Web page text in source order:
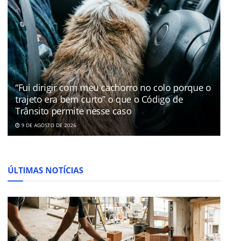
“Fui dirigir com meu cachorro no colo porque o
trajeto era bem curto” o que o Código de
Trânsito permite nesse caso
9 DE AGOSTO DE 2026
ÚLTIMAS NOTÍCIAS